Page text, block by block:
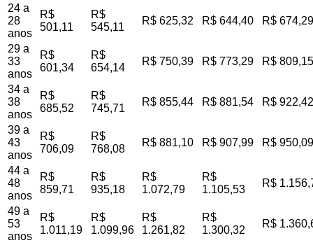
24 a
28
anos
R$
501,11
R$
545,11
R$ 625,32 R$ 644,40 R$ 674,29
29 a
33
anos
R$
601,34
R$
654,14
R$ 750,39 R$ 773,29 R$ 809,15
34 a
38
anos
R$
685,52
R$
745,71
R$ 855,44 R$ 881,54 R$ 922,42
39 a
43
anos
R$
706,09
R$
768,08
R$ 881,10 R$ 907,99 R$ 950,09
44 a
48
anos
R$
859,71
R$
935,18
R$
1.072,79
R$
1.105,53
R$
49 a
53
anos
R$
1.011,19
R$
1.099,96
R$
1.261,82
R$
1.300,32
R$